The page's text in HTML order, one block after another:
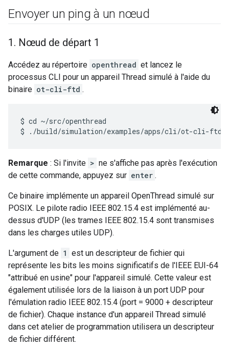
Envoyer un ping à un nœud
1 . Nœud de départ 1
Accédez au répertoire openthread et lancez le
processus CLI pour un appareil Thread simulé à l'aide du
binaire ot-cli-ftd .
$ cd ~/src/openthread
Remarque : Si l'invite > ne s'affiche pas après l'exécution
de cette commande, appuyez sur enter .
Ce binaire implémente un appareil OpenThread simulé sur
POSIX. Le pilote radio IEEE 802.15.4 est implémenté au-
dessus d'UDP (les trames IEEE 802.15.4 sont transmises
dans les charges utiles UDP).
L'argument de 1 est un descripteur de fichier qui
représente les bits les moins significatifs de l'IEEE EUI-64
"attribué en usine" pour l'appareil simulé. Cette valeur est
également utilisée lors de la liaison à un port UDP pour
l'émulation radio IEEE 802.15.4 (port = 9000 + descripteur
de fichier). Chaque instance d'un appareil Thread simulé
dans cet atelier de programmation utilisera un descripteur
de fichier différent.